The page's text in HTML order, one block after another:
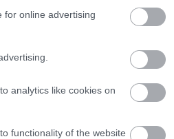
for online advertising
analytics like cookies on
functionality of the website
csökkentené, az
vannak
körülbelül 5 százaléka